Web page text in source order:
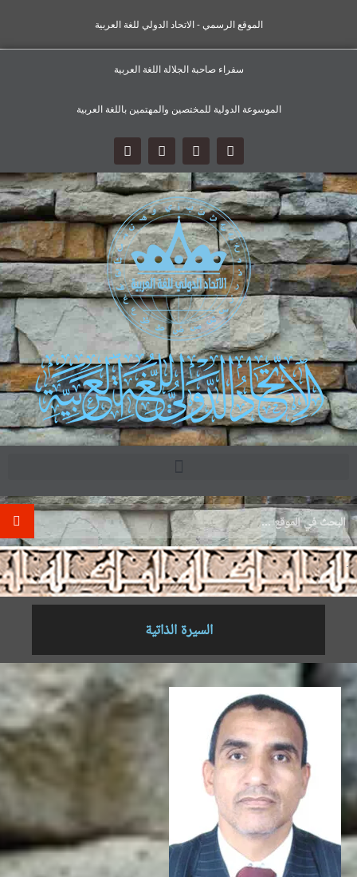
الموقع الرسمي - الاتحاد الدولي للغة العربية
سفراء صاحبة الجلالة اللغة العربية
الموسوعة الدولية للمختصين والمهتمين باللغة العربية
.
السيرة الذاتية